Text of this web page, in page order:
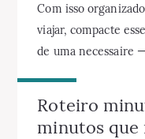
Com isso
viajar, compacte
de uma necessaire
Roteiro
minutos que